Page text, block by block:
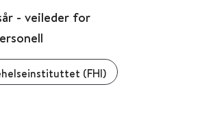
- veileder for
(FHI)